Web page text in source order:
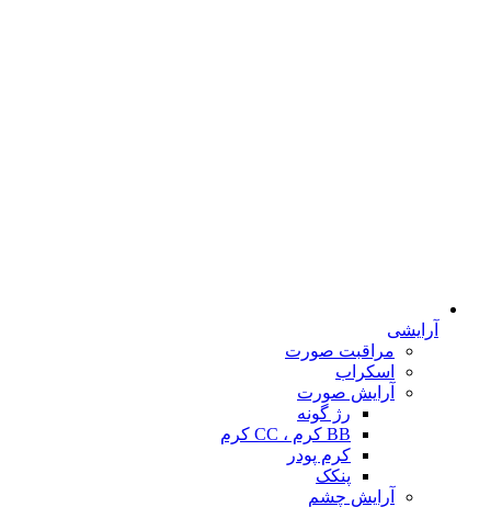
آرایشی
مراقبت صورت
اسکراب
آرایش صورت
رژ گونه
BB کرم ، CC کرم
کرم پودر
پنکک
آرایش چشم